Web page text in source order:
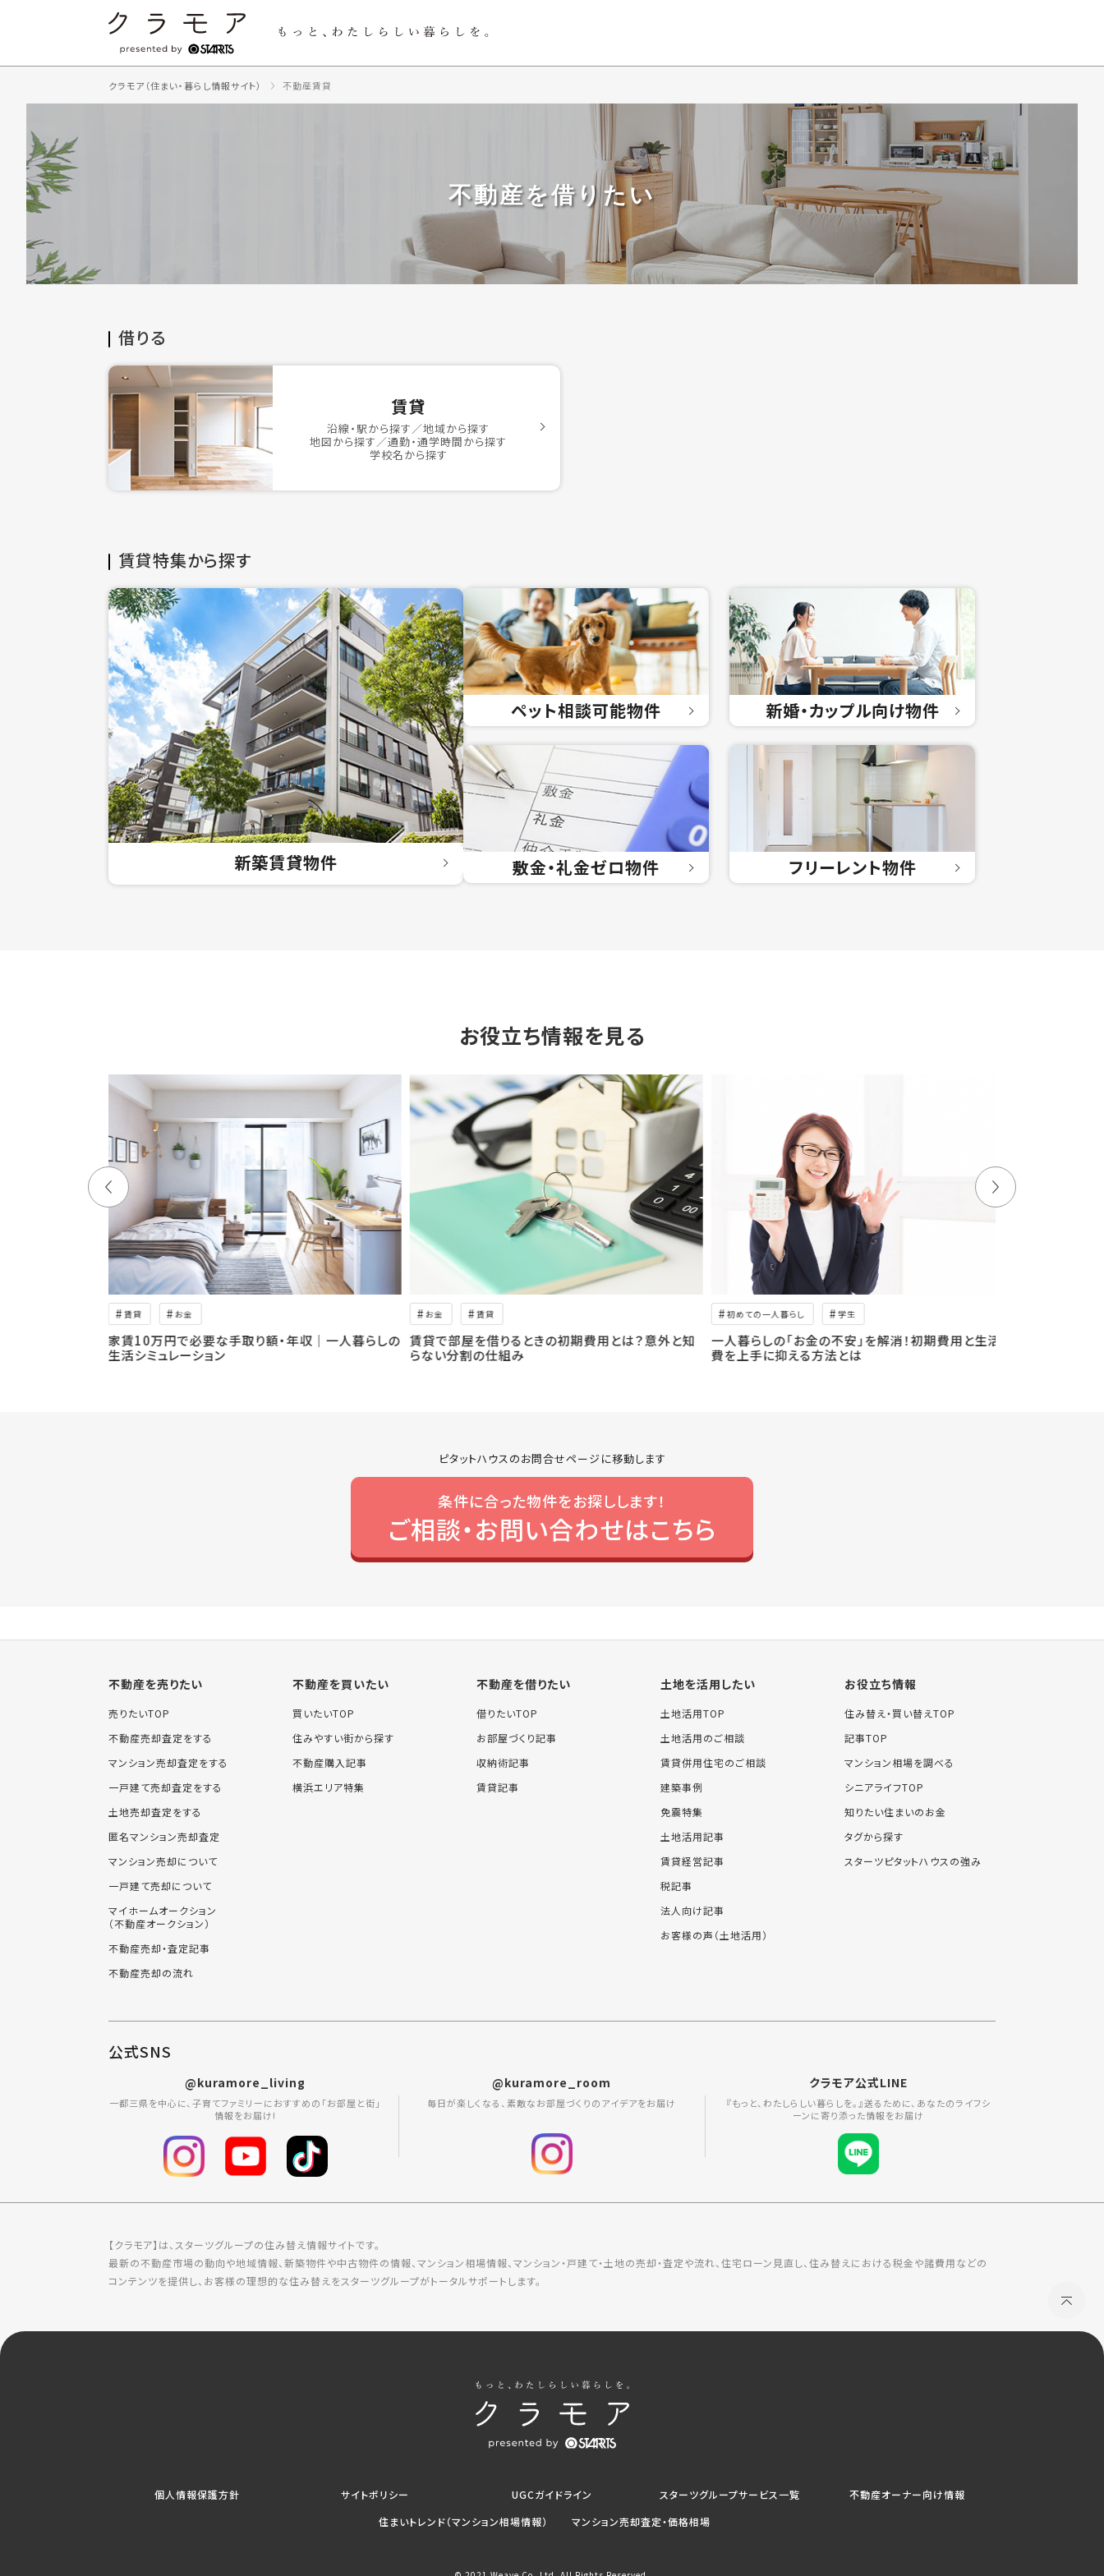
クラモア（住まい・暮らし情報サイト） 不動産賃貸
不動産を借りたい
借りる
賃貸
沿線・駅から探す／地域から探す
地図から探す／通勤・通学時間から探す
学校名から探す
賃貸特集から探す
新築賃貸物件
ペット相談可能物件 新婚・カップル向け物件
敷金・礼金ゼロ物件 フリーレント物件
お役立ち情報を見る
賃貸 お金
家賃10万円で必要な手取り額・年収｜一人暮らしの
生活シミュレーション
お金 賃貸
賃貸で部屋を借りるときの初期費用とは？意外と知
らない分割の仕組み
初めての一人暮らし 学生
一人暮らしの「お金の不安」を解消！初期費用と生活
費を上手に抑える方法とは
ピタットハウスのお問合せページに移動します
条件に合った物件をお探しします！
ご相談・お問い合わせはこちら
不動産を売りたい
売りたいTOP
不動産売却査定をする
マンション売却査定をする
一戸建て売却査定をする
土地売却査定をする
匿名マンション売却査定
マンション売却について
一戸建て売却について
マイホームオークション
（不動産オークション）
不動産売却・査定記事
不動産売却の流れ
不動産を買いたい
買いたいTOP
住みやすい街から探す
不動産購入記事
横浜エリア特集
不動産を借りたい
借りたいTOP
お部屋づくり記事
収納術記事
賃貸記事
土地を活用したい
土地活用TOP
土地活用のご相談
賃貸併用住宅のご相談
建築事例
免震特集
土地活用記事
賃貸経営記事
税記事
法人向け記事
お客様の声（土地活用）
お役立ち情報
住み替え・買い替えTOP
記事TOP
マンション相場を調べる
シニアライフTOP
知りたい住まいのお金
タグから探す
スターツピタットハウスの強み
公式SNS
@kuramore_living
一都三県を中心に、子育てファミリーにおすすめの「お部屋と街」
情報をお届け!
@kuramore_room
毎日が楽しくなる、素敵なお部屋づくりのアイデアをお届け
クラモア公式LINE
『もっと、わたしらしい暮らしを。』送るために、あなたのライフシ
ーンに寄り添った情報をお届け
【クラモア】は、スターツグループの住み替え情報サイトです。
最新の不動産市場の動向や地域情報、新築物件や中古物件の情報、マンション相場情報、マンション・戸建て・土地の売却・査定や流れ、住宅ローン見直し、住み替えにおける税金や諸費用などの
コンテンツを提供し、お客様の理想的な住み替えをスターツグループがトータルサポートします。
個人情報保護方針 サイトポリシー UGCガイドライン スターツグループサービス一覧
不動産オーナー向け情報
住まいトレンド（マンション相場情報）
マンション売却査定・価格相場